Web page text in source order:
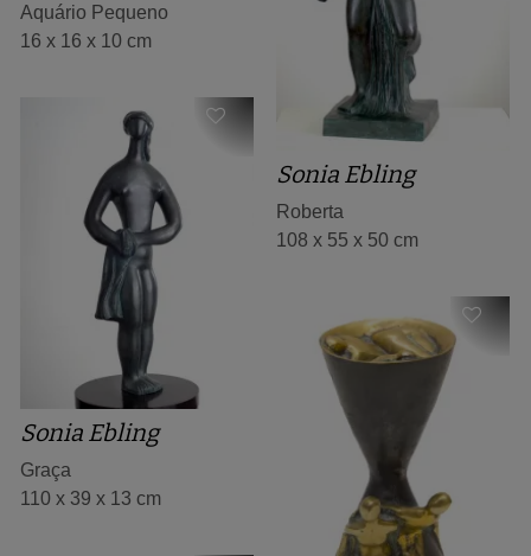
Aquário Pequeno
16 x 16 x 10 cm
Sonia Ebling
Roberta
108 x 55 x 50 cm
Sonia Ebling
Graça
110 x 39 x 13 cm